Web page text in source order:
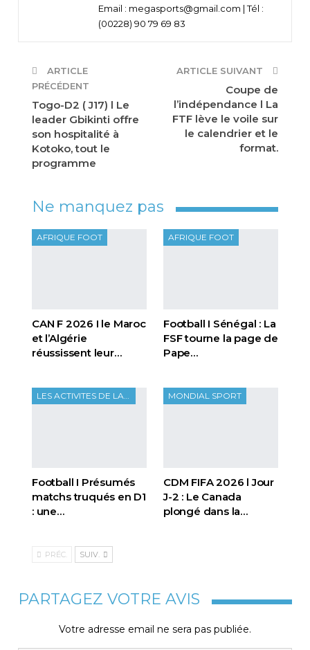
Email : megasports@gmail.com | Tél :
(00228) 90 79 69 83
ARTICLE
PRÉCÉDENT
Togo-D2 ( J17) l Le
leader Gbikinti offre
son hospitalité à
Kotoko, tout le
programme
ARTICLE SUIVANT
Coupe de
l’indépendance l La
FTF lève le voile sur
le calendrier et le
format.
Ne manquez pas
AFRIQUE FOOT
CAN F 2026 I le Maroc
et l’Algérie
réussissent leur…
AFRIQUE FOOT
Football I Sénégal : La
FSF tourne la page de
Pape…
LES ACTIVITES DE LA FTF
Football I Présumés
matchs truqués en D1
: une…
MONDIAL SPORT
CDM FIFA 2026 l Jour
J-2 : Le Canada
plongé dans la…
PRÉC. SUIV.
PARTAGEZ VOTRE AVIS
Votre adresse email ne sera pas publiée.